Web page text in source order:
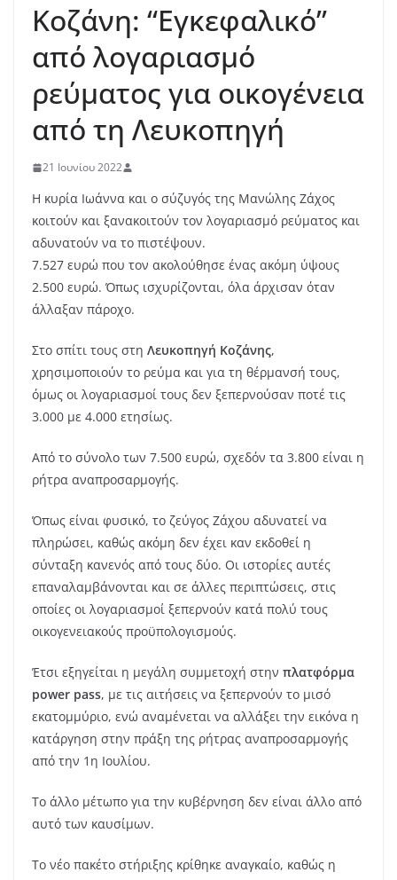
Κοζάνη: “Εγκεφαλικό”
από λογαριασμό
ρεύματος για οικογένεια
από τη Λευκοπηγή
21 Ιουνίου 2022
Η κυρία Ιωάννα και ο σύζυγός της Μανώλης Ζάχος
κοιτούν και ξανακοιτούν τον λογαριασμό ρεύματος και
αδυνατούν να το πιστέψουν.
7.527 ευρώ που τον ακολούθησε ένας ακόμη ύψους
2.500 ευρώ. Όπως ισχυρίζονται, όλα άρχισαν όταν
άλλαξαν πάροχο.
Στο σπίτι τους στη Λευκοπηγή Κοζάνης,
χρησιμοποιούν το ρεύμα και για τη θέρμανσή τους,
όμως οι λογαριασμοί τους δεν ξεπερνούσαν ποτέ τις
3.000 με 4.000 ετησίως.
Από το σύνολο των 7.500 ευρώ, σχεδόν τα 3.800 είναι η
ρήτρα αναπροσαρμογής.
Όπως είναι φυσικό, το ζεύγος Ζάχου αδυνατεί να
πληρώσει, καθώς ακόμη δεν έχει καν εκδοθεί η
σύνταξη κανενός από τους δύο. Οι ιστορίες αυτές
επαναλαμβάνονται και σε άλλες περιπτώσεις, στις
οποίες οι λογαριασμοί ξεπερνούν κατά πολύ τους
οικογενειακούς προϋπολογισμούς.
Έτσι εξηγείται η μεγάλη συμμετοχή στην πλατφόρμα
power pass, με τις αιτήσεις να ξεπερνούν το μισό
εκατομμύριο, ενώ αναμένεται να αλλάξει την εικόνα η
κατάργηση στην πράξη της ρήτρας αναπροσαρμογής
από την 1η Ιουλίου.
Το άλλο μέτωπο για την κυβέρνηση δεν είναι άλλο από
αυτό των καυσίμων.
Το νέο πακέτο στήριξης κρίθηκε αναγκαίο, καθώς η